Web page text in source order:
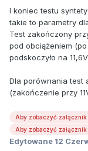
I koniec testu
takie to parametry
Test zakończony
pod obciążeniem
podskoczyło na
Dla porównania test
(zakończenie przy
Aby zobaczyć
Aby zobaczyć
Edytowane 12